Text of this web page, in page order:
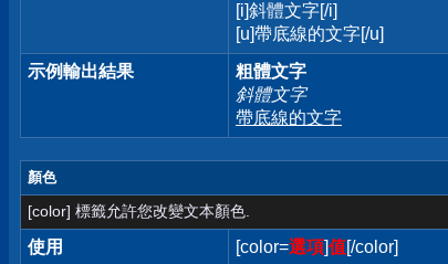
[i]斜體文字[/i]
[u]帶底線的文字[/u]
示例輸出結果
粗體文字
斜體文字
帶底線的文字
顏色
[color] 標籤允許您改變文本顏色.
使用 [color=選項]值[/color]